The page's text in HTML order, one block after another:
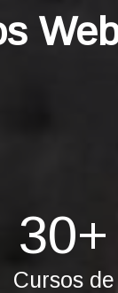
30+
Cursos de